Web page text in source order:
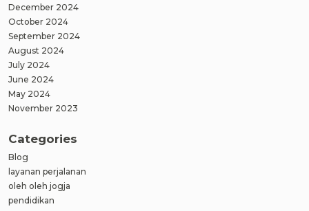
December 2024
October 2024
September 2024
August 2024
July 2024
June 2024
May 2024
November 2023
Categories
Blog
layanan perjalanan
oleh oleh jogja
pendidikan